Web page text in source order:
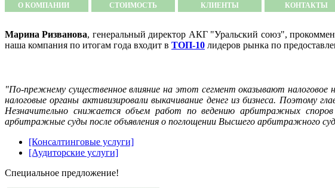
О КОМПАНИИ СТОИМОСТЬ КЛИЕНТЫ КОНТАКТЫ
Марина Ризванова, генеральный директор АКГ "Уральский союз",
наша компания по итогам года входит в ТОП-10 лидеров рынка по
"По-прежнему существенное влияние на этот сегмент оказывают
налоговые органы активизировали выкачивание денег из бизнеса. Поэтому
Незначительно снижается объем работ по ведению арбитражных
арбитражные суды после объявления о поглощении Высшего арбитражного
[Консалтинговые услуги]
[Аудиторские услуги]
Специальное предложение!